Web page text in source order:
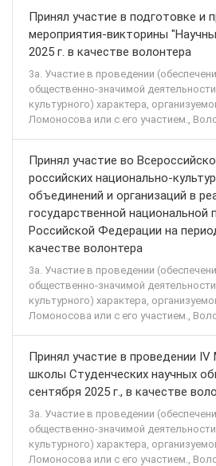
Принял участие в подготовке и
мероприятия-викторины
2025 г. в качестве волонтера
3а. Участие в проведении
общественно-значимой
культурного) характера,
Ломоносова или с его участием.,
Принял участие во
российских национально-
объединений и организаций в
государственной национальной
Российской Федерации на
качестве волонтера
3а. Участие в проведении
общественно-значимой
культурного) характера,
Ломоносова или с его участием.,
Принял участие в проведении
школы Студенческих научных
сентября 2025 г., в качестве
3а. Участие в проведении
общественно-значимой
культурного) характера,
Ломоносова или с его участием.,